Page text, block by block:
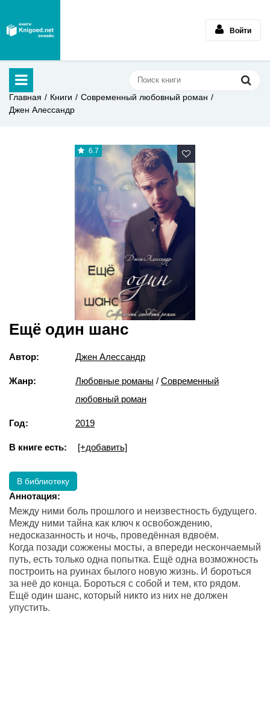
Войти
Главная Книги
Современный любовный роман
Джен Алессандр
6.7
Ещё один шанс
Автор: Джен Алессандр
Жанр: Любовные романы / Современный
любовный роман
Год: 2019
В книге есть: [+добавить]
В библиотеку
Аннотация:
Между ними боль прошлого и неизвестность будущего.
Между ними тайна как ключ к освобождению,
недосказанность и ночь, проведённая вдвоём.
Когда позади сожжены мосты, а впереди нескончаемый
путь, есть только одна попытка. Ещё одна возможность
построить на руинах былого новую жизнь. И бороться
за неё до конца. Бороться с собой и тем, кто рядом.
Ещё один шанс, который никто из них не должен
упустить.